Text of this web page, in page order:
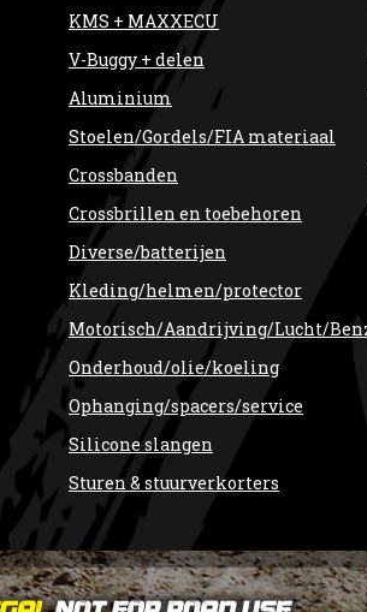
KMS + MAXXECU
V-Buggy + delen
Aluminium
Stoelen/Gordels/FIA materiaal
Crossbanden
Crossbrillen en toebehoren
Diverse/batterijen
Kleding/helmen/protector
Motorisch/Aandrijving/Lucht/
Onderhoud/olie/koeling
Ophanging/spacers/service
Silicone slangen
Sturen & stuurverkorters